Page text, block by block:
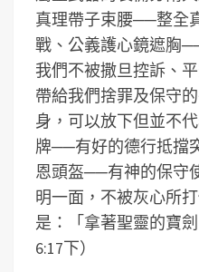
真理帶子束腰──整全
戰、公義護心鏡遮胸
我們不被撒旦控訴、
帶給我們捨罪及保守
身，可以放下但並不
牌──有好的德行抵擋
恩頭盔──有神的保守
明一面，不被灰心所
是：「拿著聖靈的寶
6:17下）